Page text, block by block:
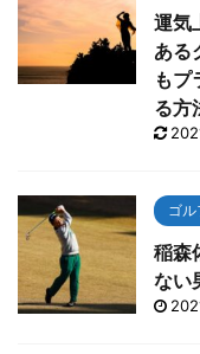
運気
ある
もプ
る方
ゴル
稲森
ない